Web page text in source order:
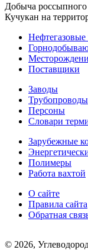
Добыча россыпного
Кучукан на
Поставщики
Заводы
Трубопроводы
Персоны
Словари
Зарубежные
Полимеры
Работа вахтой
О сайте
Правила сайта
Обратная
© 2026,